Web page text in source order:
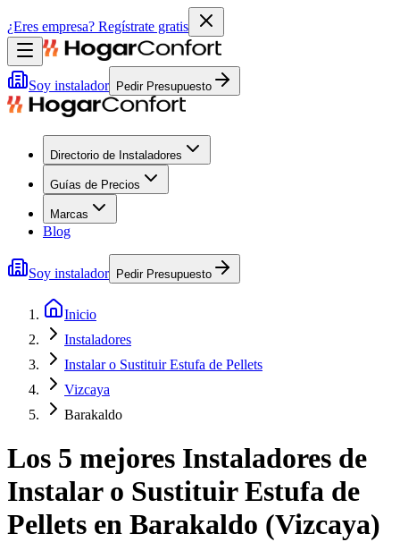
¿Eres empresa? Regístrate gratis
Soy instalador Pedir Presupuesto
Directorio de Instaladores
Guías de Precios
Marcas
Blog
Soy instalador Pedir Presupuesto
Inicio
Instaladores
Instalar o Sustituir Estufa de Pellets
Vizcaya
Barakaldo
Los 5 mejores Instaladores de
Instalar o Sustituir Estufa de
Pellets en Barakaldo (Vizcaya)